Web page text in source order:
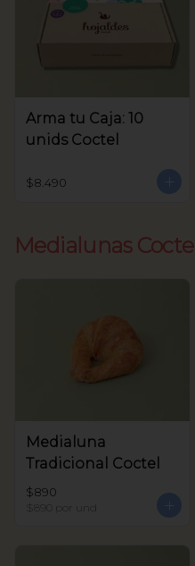
Arma tu Caja: 10
unids Coctel
$8.490
Medialunas Coctel
Medialuna
Tradicional Coctel
$890
$890 por und